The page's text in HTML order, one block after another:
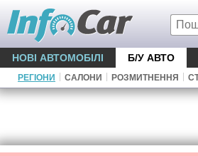
НОВІ АВТОМОБІЛІ Б/У АВТО
РЕГІОНИ САЛОНИ РОЗМИТНЕННЯ